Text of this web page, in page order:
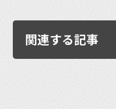
関連する記事